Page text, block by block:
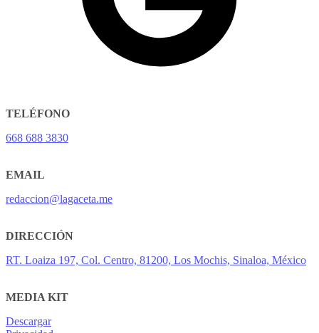
TELÉFONO
668 688 3830
EMAIL
redaccion@lagaceta.me
DIRECCIÓN
RT. Loaiza 197, Col. Centro, 81200, Los Mochis, Sinaloa, México
MEDIA KIT
Descargar